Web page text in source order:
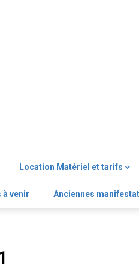
Location Matériel et tarifs
à venir Anciennes